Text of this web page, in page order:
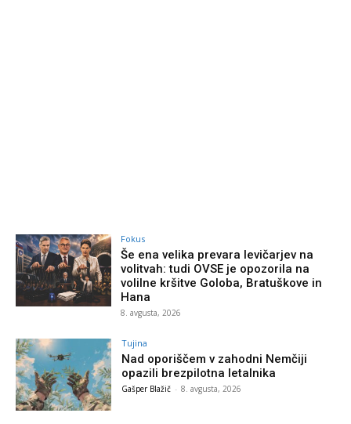
Fokus
Še ena velika prevara levičarjev na
volitvah: tudi OVSE je opozorila na
volilne kršitve Goloba, Bratuškove in
Hana
8. avgusta, 2026
Tujina
Nad oporiščem v zahodni Nemčiji
opazili brezpilotna letalnika
Gašper Blažič - 8. avgusta, 2026